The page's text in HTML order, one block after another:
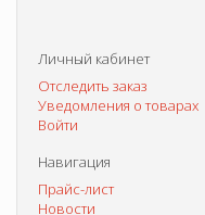
Личный кабинет
Отследить заказ
Уведомления о товарах
Войти
Навигация
Прайс-лист
Новости